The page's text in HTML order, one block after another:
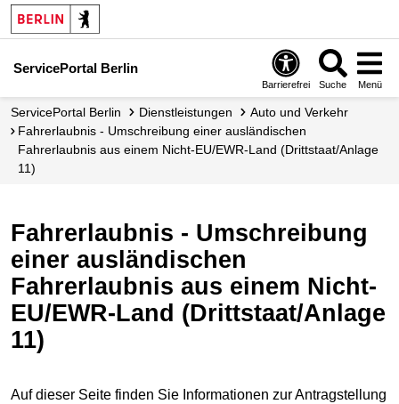
ServicePortal Berlin
Barrierefrei Suche Menü
ServicePortal Berlin Dienstleistungen
Auto und Verkehr
Fahrerlaubnis - Umschreibung einer ausländischen
Fahrerlaubnis aus einem Nicht-EU/EWR-Land (Drittstaat/Anlage
11)
Fahrerlaubnis - Umschreibung
einer ausländischen
Fahrerlaubnis aus einem Nicht-
EU/EWR-Land (Drittstaat/Anlage
11)
Auf dieser Seite finden Sie Informationen zur Antragstellung